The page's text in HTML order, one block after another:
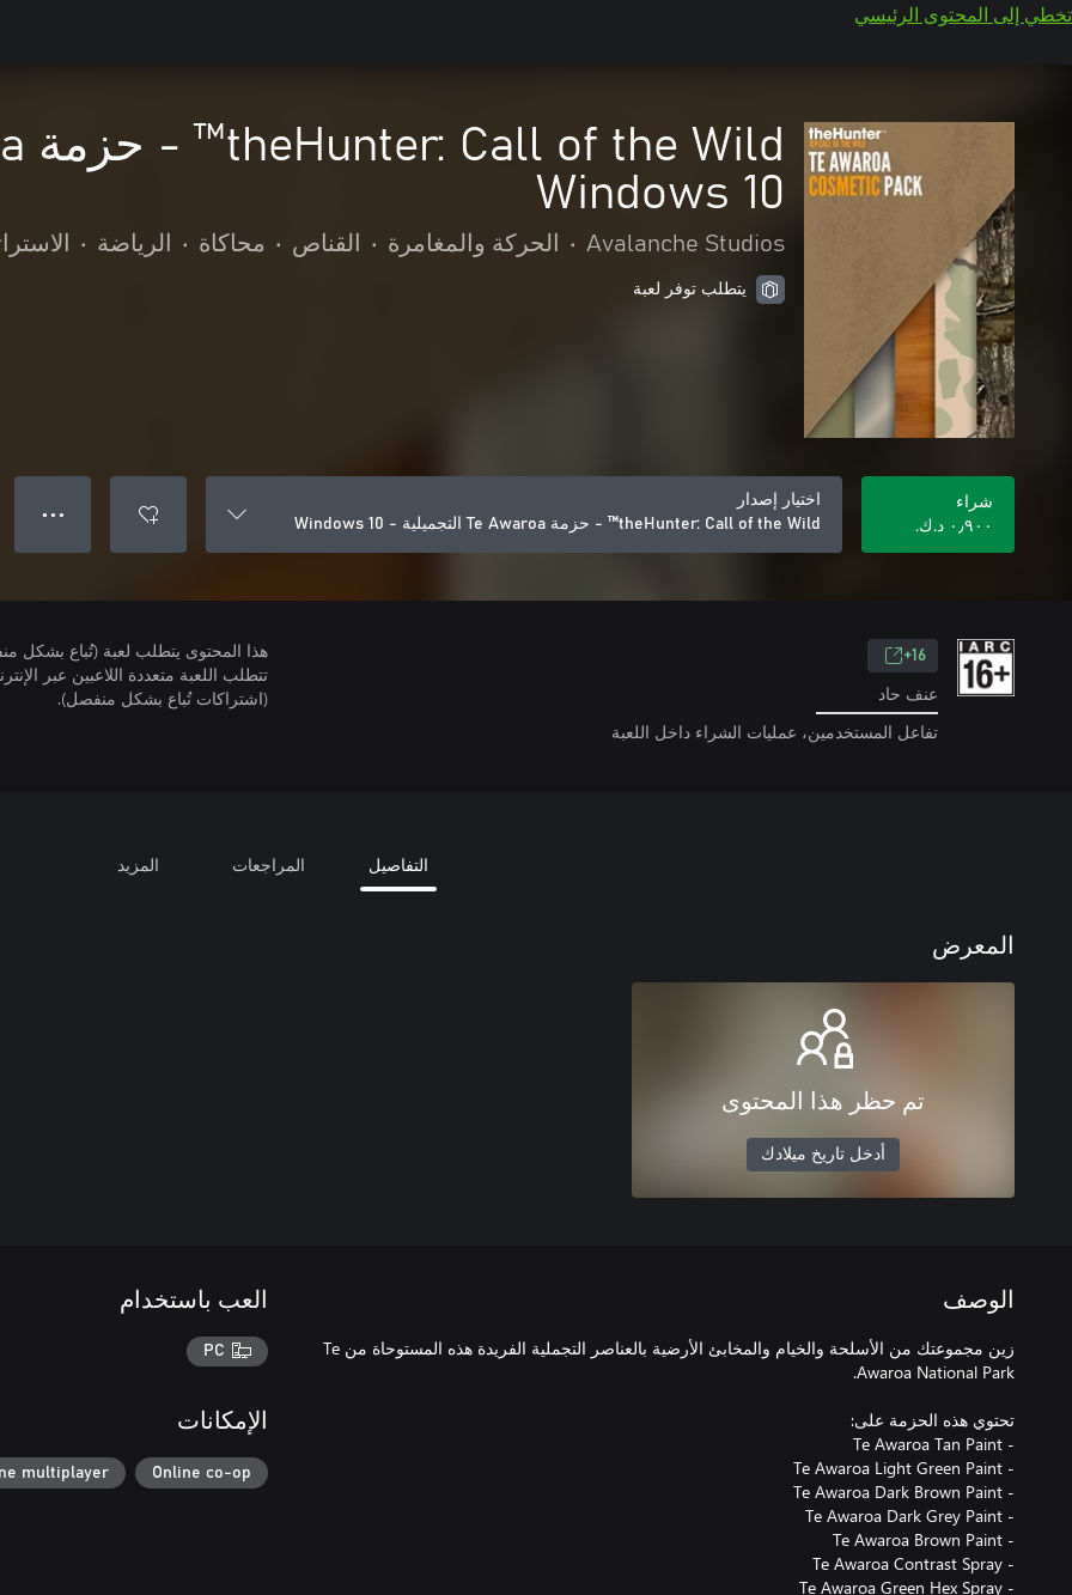
تخطي إلى المحتوى الرئيسي
Windows 10
Avalanche Studios
• الحركة والمغامرة • القناص • محاكاة • الرياضة •
يتطلب توفر لعبة
شراء
٠٫٩٠٠ د.ك.‏
اختيار إصدار
theHunter: Call of the Wild™ - حزمة Te Awaroa التجميلية - Windows 10
● ● ●
16+
عنف حاد
تفاعل المستخدمين، عمليات الشراء داخل اللعبة
هذا المحتوى يتطلب لعبة (تُباع بشكل
(اشتراكات تُباع بشكل منفصل).
التفاصيل المراجعات المزيد
المعرض
تم حظر هذا المحتوى
أدخل تاريخ ميلادك
الوصف
زين مجموعتك من الأسلحة والخيام والمخابئ الأرضية بالعناصر التجملية الفريدة هذه المستوحاة من Te
العب باستخدام
PC
الإمكانات
Online co-op
multiplayer